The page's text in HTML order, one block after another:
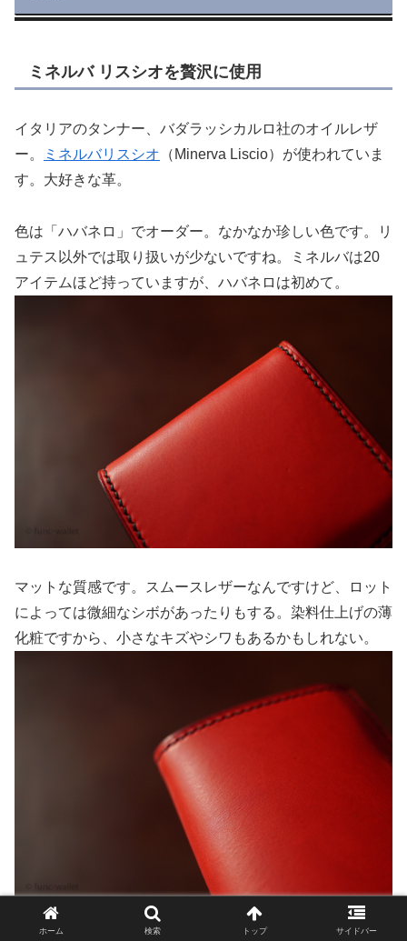
ミネルバ リスシオを贅沢に使用
イタリアのタンナー、バダラッシカルロ社のオイルレザ
ー。
ミネルバリスシオ （Minerva Liscio）が使われていま
す。大好きな革。
色は「ハバネロ」でオーダー。なかなか珍しい色です。リ
ュテス以外では取り扱いが少ないですね。ミネルバは20
アイテムほど持っていますが、ハバネロは初めて。
マットな質感です。スムースレザーなんですけど、ロット
によっては微細なシボがあったりもする。染料仕上げの薄
化粧ですから、小さなキズやシワもあるかもしれない。
ホーム 検索 トップ サイドバー